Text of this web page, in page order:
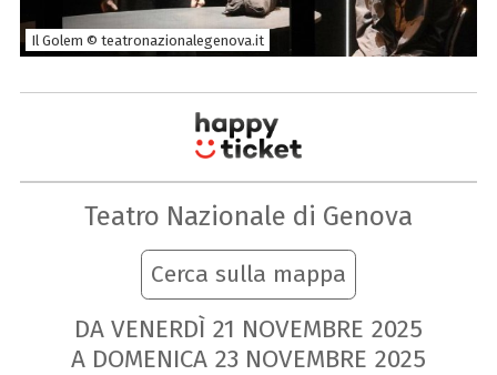
Il Golem © teatronazionalegenova.it
Teatro Nazionale di Genova
Cerca sulla mappa
DA VENERDÌ 21 NOVEMBRE 2025
A DOMENICA 23 NOVEMBRE 2025